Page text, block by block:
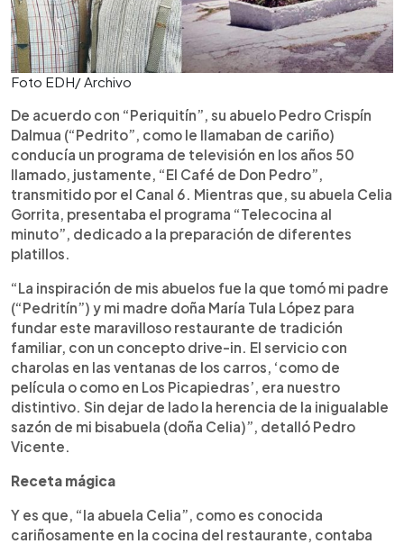
Foto EDH/ Archivo
De acuerdo con “Periquitín”, su abuelo Pedro Crispín
Dalmua (“Pedrito”, como le llamaban de cariño)
conducía un programa de televisión en los años 50
llamado, justamente, “El Café de Don Pedro”,
transmitido por el Canal 6. Mientras que, su abuela Celia
Gorrita, presentaba el programa “Telecocina al
minuto”, dedicado a la preparación de diferentes
platillos.
“La inspiración de mis abuelos fue la que tomó mi padre
(“Pedritín”) y mi madre doña María Tula López para
fundar este maravilloso restaurante de tradición
familiar, con un concepto drive-in. El servicio con
charolas en las ventanas de los carros, ‘como de
película o como en Los Picapiedras’, era nuestro
distintivo. Sin dejar de lado la herencia de la inigualable
sazón de mi bisabuela (doña Celia)”, detalló Pedro
Vicente.
Receta mágica
Y es que, “la abuela Celia”, como es conocida
cariñosamente en la cocina del restaurante, contaba